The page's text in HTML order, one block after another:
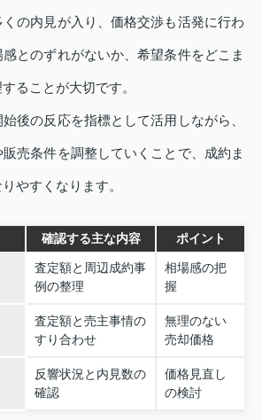
の内見が入り、価格交渉も活発に行わ
とのずれがないか、希望条件をどこま
ることが大切です。
後の反応を指標として活用しながら、
売条件を調整していくことで、成約ま
やすくなります。
確認する主な内容 ポイント
査定額と周辺成約事
例の整理
相場感の把
握
査定額と売主事情の
すり合わせ
無理のない
売却価格
反響状況と内見数の
確認
価格見直し
の検討